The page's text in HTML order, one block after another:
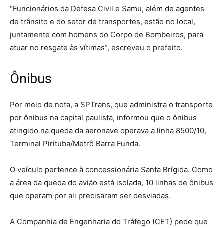
“Funcionários da Defesa Civil e Samu, além de agentes
de trânsito e do setor de transportes, estão no local,
juntamente com homens do Corpo de Bombeiros, para
atuar no resgate às vítimas”, escreveu o prefeito.
Ônibus
Por meio de nota, a SPTrans, que administra o transporte
por ônibus na capital paulista, informou que o ônibus
atingido na queda da aeronave operava a linha 8500/10,
Terminal Pirituba/Metrô Barra Funda.
O veículo pertence à concessionária Santa Brígida. Como
a área da queda do avião está isolada, 10 linhas de ônibus
que operam por ali precisaram ser desviadas.
A Companhia de Engenharia do Tráfego (CET) pede que